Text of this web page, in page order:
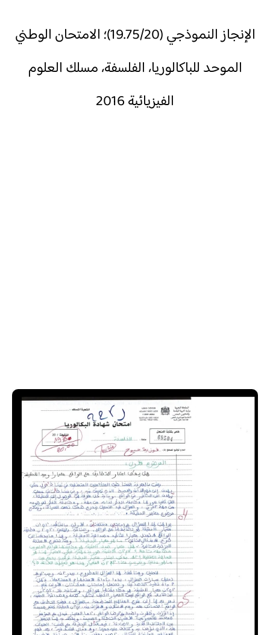
الإنجاز النموذجي (19.75/20)؛ الامتحان الوطني
الموحد للباكالوريا، الفلسفة، مسلك العلوم
الفيزيائية 2016